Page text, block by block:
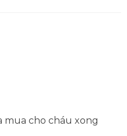
mua cho cháu xong